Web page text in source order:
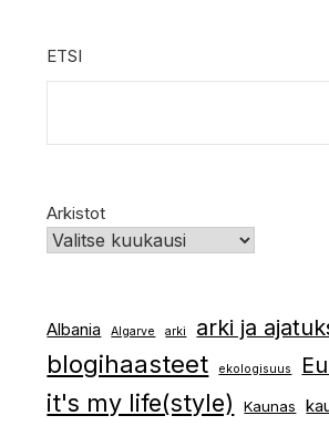
ETSI
Arkistot
Albania Algarve arki arki ja
blogihaasteet ekologisuus
it's my life(style) Kaunas